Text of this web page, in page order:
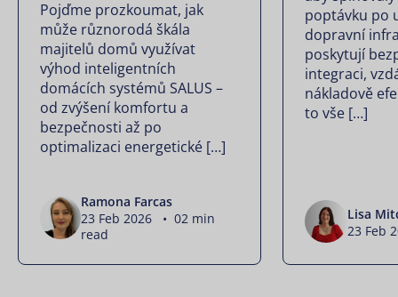
Pojďme prozkoumat, jak
může různorodá škála
majitelů domů využívat
výhod inteligentních
domácích systémů SALUS –
od zvýšení komfortu a
bezpečnosti až po
optimalizaci energetické […]
Ramona Farcas
23 Feb 2026 • 02 min
read
poptávku po
dopravní
poskytují
integraci,
nákladově
to vše […]
Lisa
23 Feb